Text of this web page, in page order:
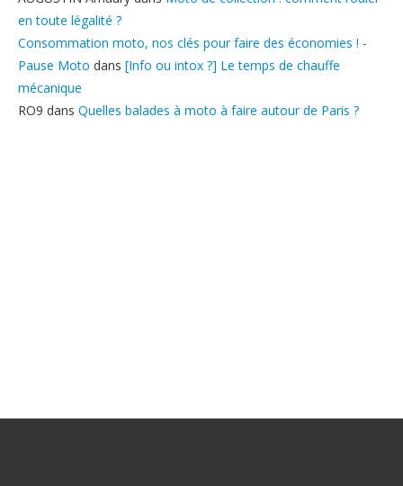
en toute légalité ?
Consommation moto, nos clés pour faire des économies ! -
Pause Moto dans [Info ou intox ?] Le temps de chauffe
mécanique
RO9 dans Quelles balades à moto à faire autour de Paris ?